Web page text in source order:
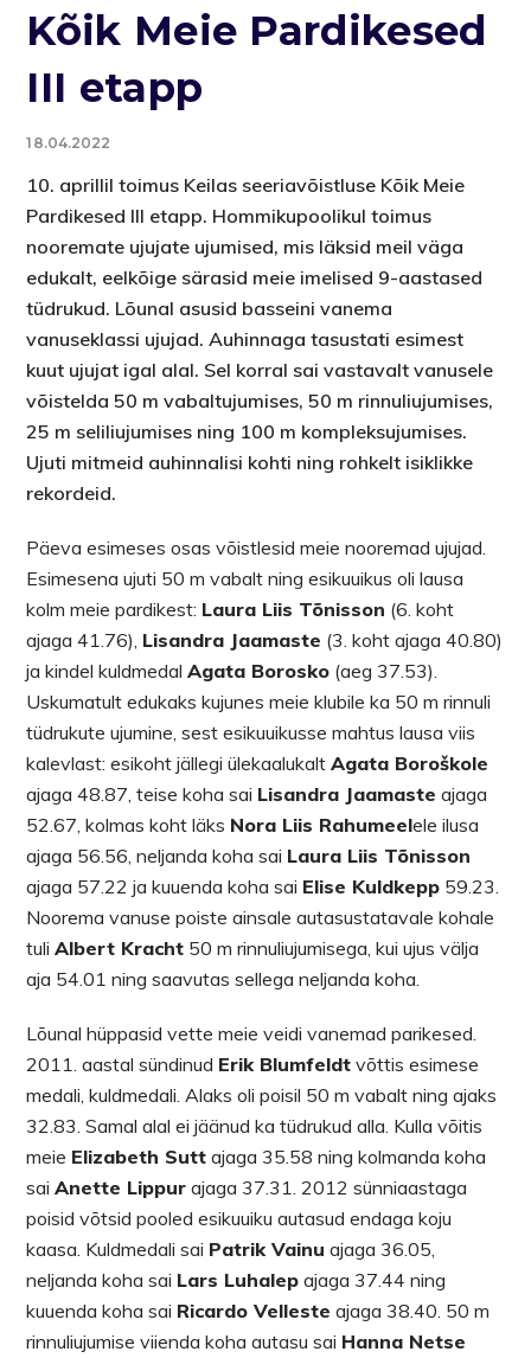
Kõik Meie Pardikesed
III etapp
18.04.2022
10. aprillil toimus Keilas seeriavõistluse Kõik Meie
Pardikesed III etapp. Hommikupoolikul toimus
nooremate ujujate ujumised, mis läksid meil väga
edukalt, eelkõige särasid meie imelised 9-aastased
tüdrukud. Lõunal asusid basseini vanema
vanuseklassi ujujad. Auhinnaga tasustati esimest
kuut ujujat igal alal. Sel korral sai vastavalt vanusele
võistelda 50 m vabaltujumises, 50 m rinnuliujumises,
25 m seliliujumises ning 100 m kompleksujumises.
Ujuti mitmeid auhinnalisi kohti ning rohkelt isiklikke
rekordeid.
Päeva esimeses osas võistlesid meie nooremad ujujad.
Esimesena ujuti 50 m vabalt ning esikuuikus oli lausa
kolm meie pardikest: Laura Liis Tõnisson (6. koht
ajaga 41.76), Lisandra Jaamaste (3. koht ajaga 40.80)
ja kindel kuldmedalAgata Borosko (aeg 37.53).
Uskumatult edukaks kujunes meie klubile ka 50 m rinnuli
tüdrukute ujumine, sest esikuuikusse mahtus lausa viis
kalevlast: esikoht jällegi ülekaalukaltAgata Boroškole
ajaga 48.87, teise koha sai Lisandra Jaamaste ajaga
52.67, kolmas koht läks Nora Liis Rahumeelele ilusa
ajaga 56.56, neljanda koha sai Laura Liis Tõnisson
ajaga 57.22 ja kuuenda koha sai Elise Kuldkepp 59.23.
Noorema vanuse poiste ainsale autasustatavale kohale
tuliAlbert Kracht 50 m rinnuliujumisega, kui ujus välja
aja 54.01 ning saavutas sellega neljanda koha.
Lõunal hüppasid vette meie veidi vanemad parikesed.
2011. aastal sündinud Erik Blumfeldt võttis esimese
medali, kuldmedali. Alaks oli poisil 50 m vabalt ning ajaks
32.83. Samal alal ei jäänud ka tüdrukud alla. Kulla võitis
meie Elizabeth Sutt ajaga 35.58 ning kolmanda koha
saiAnette Lippur ajaga 37.31. 2012 sünniaastaga
poisid võtsid pooled esikuuiku autasud endaga koju
kaasa. Kuldmedali sai Patrik Vainu ajaga 36.05,
neljanda koha sai Lars Luhalep ajaga 37.44 ning
kuuenda koha sai Ricardo Velleste ajaga 38.40. 50 m
rinnuliujumise viienda koha autasu sai Hanna Netse